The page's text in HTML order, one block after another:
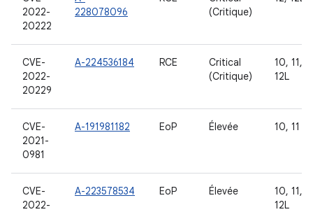
2022-
20222
228078096
(Critique)
CVE-
2022-
20229
A-224536184 RCE
Critical
(Critique)
10, 11,
12L
CVE-
2021-
0981
A-191981182 EoP Élevée 10, 11
CVE-
2022-
A-223578534 EoP Élevée
10, 11,
12L